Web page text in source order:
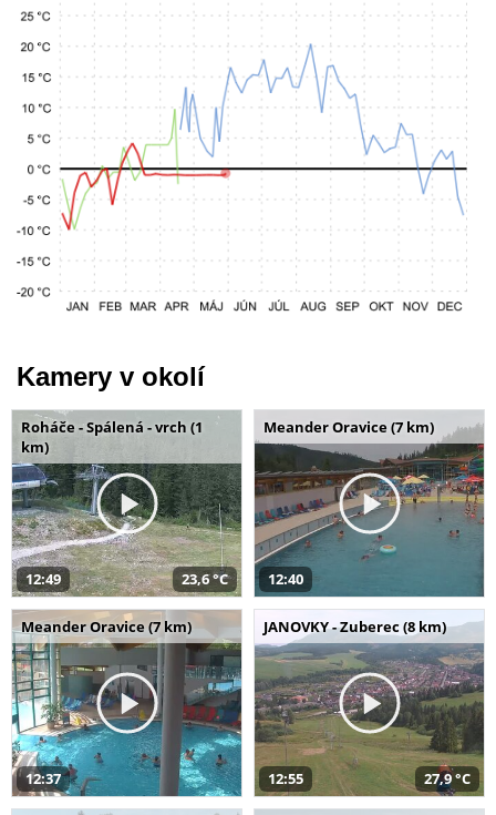
Kamery v okolí
Roháče - Spálená - vrch (1
km)
12:49 23,6 °C
Meander Oravice (7 km)
12:40
Meander Oravice (7 km)
12:37
JANOVKY - Zuberec (8 km)
12:55 27,9 °C